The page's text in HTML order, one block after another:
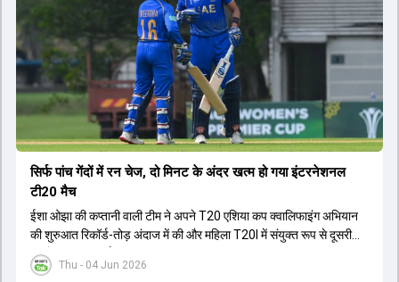
Thu - 04 Jun 2026
सिर्फ पांच गेंदों में रन चेज, दो मिनट के अंदर खत्म हो गया इंटरनेशनल
टी20 मैच
ईशा ओझा की कप्तानी वाली टीम ने अपने T20 एशिया कप क्वालिफाइंग अभियान
की शुरुआत रिकॉर्ड-तोड़ अंदाज में की और महिला T20I में संयुक्त रूप से दूसरी
सबसे बड़ी जीत दर्ज की.